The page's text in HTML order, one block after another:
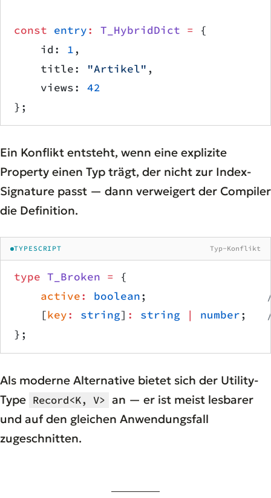
const entry: T_HybridDict = {
    id:
1,
    title:
"Artikel" ,
    views:
42
};
Ein Konflikt entsteht, wenn eine explizite
Property einen Typ trägt, der nicht zur Index-
Signature passt — dann verweigert der Compiler
die Definition.
TYPESCRIPT Typ-Konflikt
type T_Broken = {
    active
: boolean;
    [
key: string] : string | number;
};
Als moderne Alternative bietet sich der Utility-
Type Record<K, V> an — er ist meist lesbarer
und auf den gleichen Anwendungsfall
zugeschnitten.